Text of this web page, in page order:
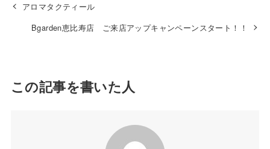
アロマタクティール
Bgarden恵比寿店 ご来店アップキャンペーンスタート！！
この記事を書いた人